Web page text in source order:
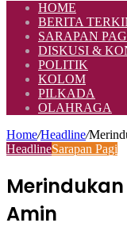
HOME
BERITA
SARAPAN
DISKUSI &
POLITIK
KOLOM
PILKADA
OLAHRAGA
Home/Headline/
HeadlineSarapan Pagi
Amin